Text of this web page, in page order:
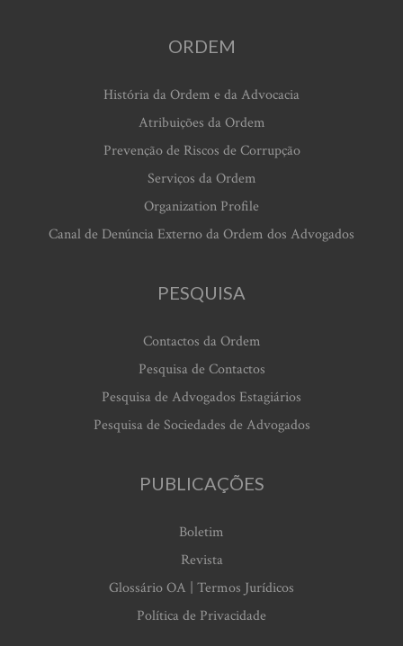
ORDEM
História da Ordem e da Advocacia
Atribuições da Ordem
Prevenção de Riscos de Corrupção
Serviços da Ordem
Organization Profile
Canal de Denúncia Externo da Ordem dos Advogados
PESQUISA
Contactos da Ordem
Pesquisa de Contactos
Pesquisa de Advogados Estagiários
Pesquisa de Sociedades de Advogados
PUBLICAÇÕES
Boletim
Revista
Glossário OA | Termos Jurídicos
Política de Privacidade